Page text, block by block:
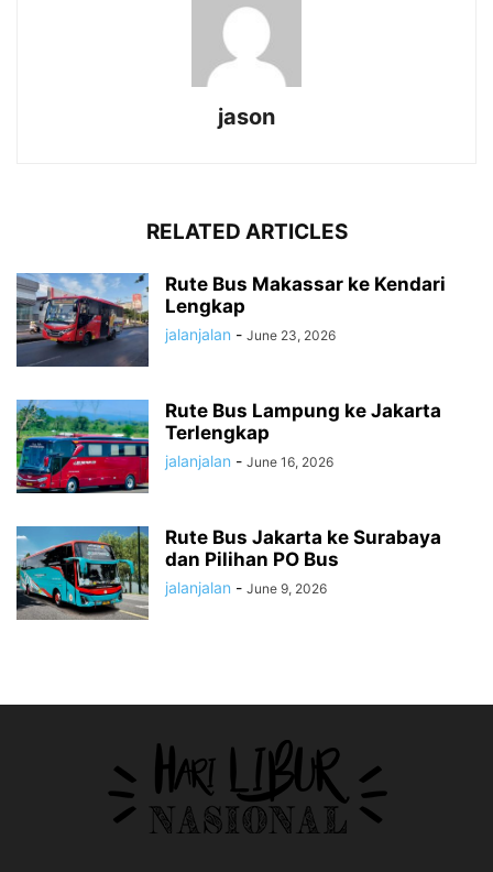
jason
RELATED ARTICLES
Rute Bus Makassar ke Kendari
Lengkap
jalanjalan - June 23, 2026
Rute Bus Lampung ke Jakarta
Terlengkap
jalanjalan - June 16, 2026
Rute Bus Jakarta ke Surabaya
dan Pilihan PO Bus
jalanjalan - June 9, 2026